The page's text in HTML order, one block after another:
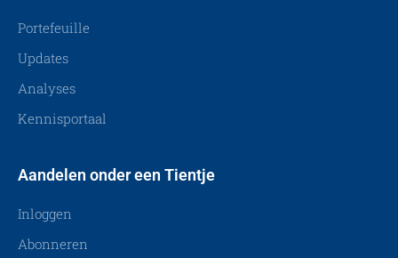
Portefeuille
Updates
Analyses
Kennisportaal
Aandelen onder een Tientje
Inloggen
Abonneren